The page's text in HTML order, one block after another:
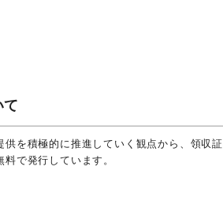
を積極的に推進していく観点から、領収
で発行しています。